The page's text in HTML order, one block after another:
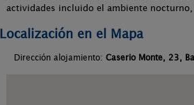
actividades incluido el ambiente
Localización en el Mapa
Dirección alojamiento: Caserio Monte, 23,